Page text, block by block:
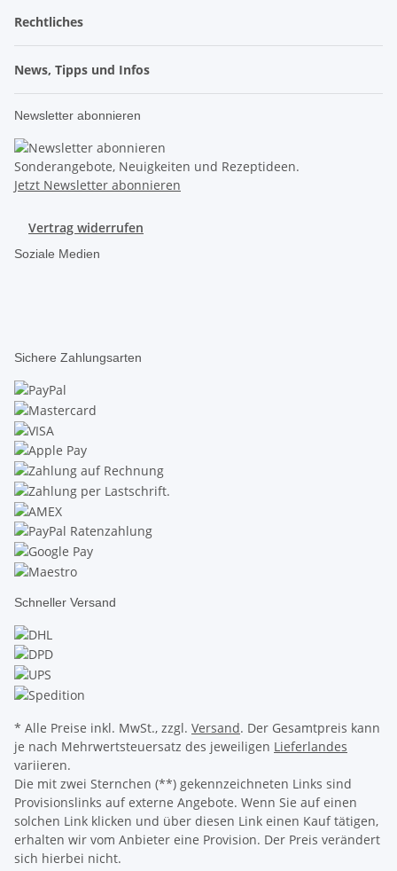
Rechtliches
News, Tipps und Infos
Newsletter abonnieren
Sonderangebote, Neuigkeiten und Rezeptideen.
Jetzt Newsletter abonnieren
Vertrag widerrufen
Soziale Medien
Sichere Zahlungsarten
Schneller Versand
* Alle Preise inkl. MwSt., zzgl. Versand. Der Gesamtpreis kann
je nach Mehrwertsteuersatz des jeweiligen Lieferlandes
variieren.
Die mit zwei Sternchen (**) gekennzeichneten Links sind
Provisionslinks auf externe Angebote. Wenn Sie auf einen
solchen Link klicken und über diesen Link einen Kauf tätigen,
erhalten wir vom Anbieter eine Provision. Der Preis verändert
sich hierbei nicht.